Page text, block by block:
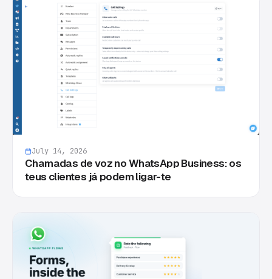
July 14, 2026
Chamadas de voz no WhatsApp Business: os
teus clientes já podem ligar-te